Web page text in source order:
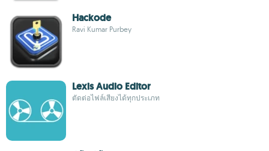
Hackode
Ravi Kumar Purbey
Lexis Audio Editor
ตัดต่อไฟล์เสียงได้ทุกประเภท